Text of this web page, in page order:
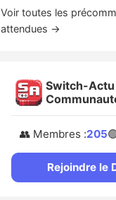
Voir toutes les
attendues →
Switch-Actu |
👥 Membres :205
Rejoindre le